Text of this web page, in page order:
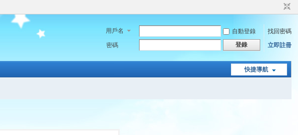
用戶名 自動登錄
找回密碼
密碼
登錄 立即註冊
快捷導航